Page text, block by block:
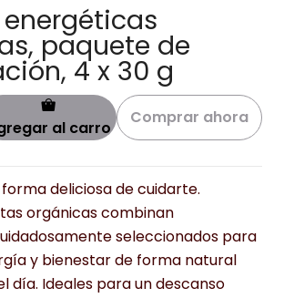
paquete de
4 x 30 g
al carro
Comprar ahora
deliciosa de cuidarte.
orgánicas combinan
seleccionados para
y bienestar de forma natural
día. Ideales para un descanso